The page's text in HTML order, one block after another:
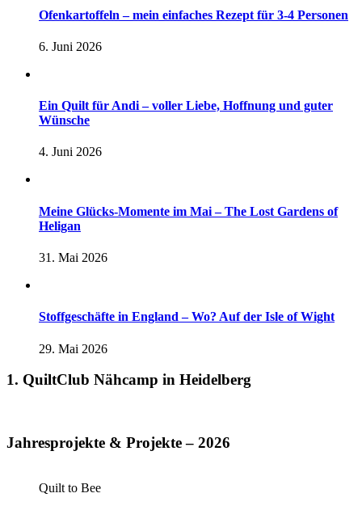
Ofenkartoffeln – mein einfaches Rezept für 3-4 Personen
6. Juni 2026
Ein Quilt für Andi – voller Liebe, Hoffnung und guter
Wünsche
4. Juni 2026
Meine Glücks-Momente im Mai – The Lost Gardens of
Heligan
31. Mai 2026
Stoffgeschäfte in England – Wo? Auf der Isle of Wight
29. Mai 2026
1. QuiltClub Nähcamp in Heidelberg
Jahresprojekte & Projekte – 2026
Quilt to Bee